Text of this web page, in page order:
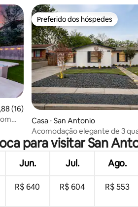
de uma avaliação média de 5, 16
(16)
Preferido dos hóspedes
Preferido dos hóspedes
Casa ⋅ San Antonio
Acomodação elegante de 3
banheiros com piscina e deck |
tudo
para visitar San
Jun. Jul. Ago.
R$ 640 R$ 604 R$ 553